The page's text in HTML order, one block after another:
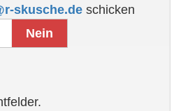
skusche.de schicken
Nein